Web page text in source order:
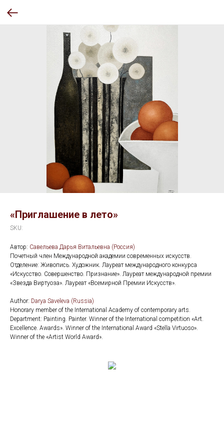
«Приглашение в лето»
SKU:
Автор: Савельева Дарья Витальевна (Россия)
Почетный член Международной академии современных искусств.
Отделение: Живопись. Художник. Лауреат международного конкурса
«Искусство. Совершенство. Признание». Лауреат международной премии
«Звезда Виртуоза». Лауреат «Всемирной Премии Искусств».
Author: Darya Saveleva (Russia)
Honorary member of the International Academy of contemporary arts.
Department: Painting. Painter. Winner of the International competition «Art.
Excellence. Awards». Winner of the International Award «Stella Virtuoso».
Winner of the «Artist World Award».